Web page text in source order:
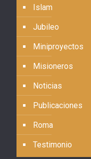
Islam
Jubileo
Miniproyectos
Misioneros
Noticias
Publicaciones
Roma
Testimonio